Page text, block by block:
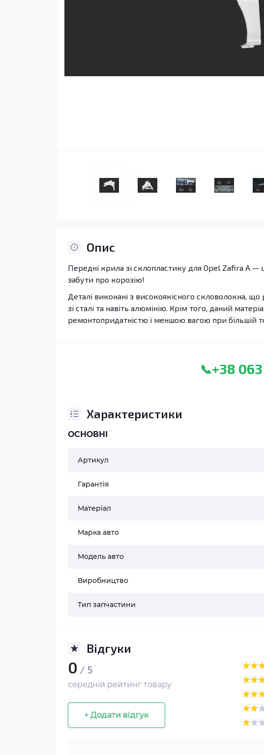
Опис
Передні крила зі склопластику для Opel Zafira A —
забути про корозію!
Деталі виконані з високоякісного скловолокна,
зі сталі та навіть алюмінію. Крім того, даний
ремонтопридатністю і меншою вагою при більшій
📞+38
Характеристики
ОСНОВНІ
Артикул
Гарантія
Матеріал
Марка авто
Модель авто
Виробництво
Тип запчастини
Відгуки
0 / 5
середній рейтинг товару
+ Додати відгук